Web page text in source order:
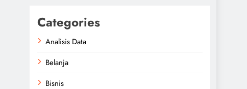
Categories
Analisis Data
Belanja
Bisnis